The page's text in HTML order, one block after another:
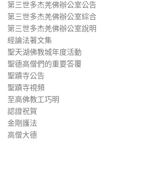
第三世多杰羌佛辦公室公告
第三世多杰羌佛辦公室綜合
第三世多杰羌佛辦公室說明
經論法著文集
聖天湖佛教城年度活動
聖德高僧們的重要答覆
聖蹟寺公告
聖蹟寺視頻
至高佛教工巧明
認證祝賀
金剛護法
高僧大德